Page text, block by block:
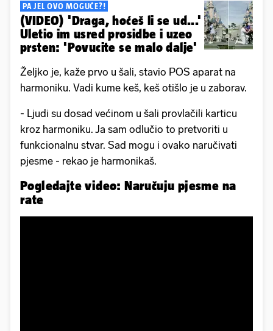
PA JEL OVO MOGUĆE?!
(VIDEO) 'Draga, hoćeš li se ud...'
Uletio im usred prosidbe i uzeo
prsten: 'Povucite se malo dalje'
Željko je, kaže prvo u šali, stavio POS aparat na
harmoniku. Vadi kume keš, keš otišlo je u zaborav.
- Ljudi su dosad većinom u šali provlačili karticu
kroz harmoniku. Ja sam odlučio to pretvoriti u
funkcionalnu stvar. Sad mogu i ovako naručivati
pjesme - rekao je harmonikaš.
Pogledajte video: Naručuju pjesme na
rate